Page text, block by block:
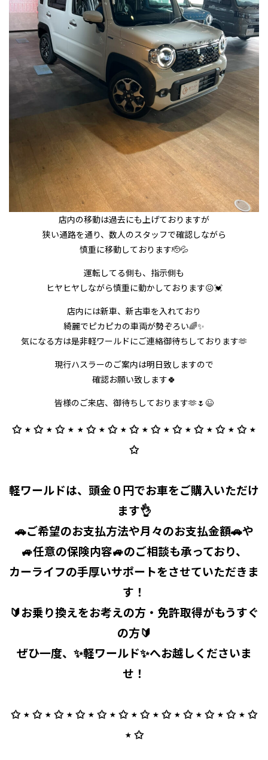
店内の移動は過去にも上げておりますが
狭い通路を通り、数人のスタッフで確認しながら
慎重に移動しております🫡💦
運転してる側も、指示側も
ヒヤヒヤしながら慎重に動かしております😖💓
店内には新車、新古車を入れており
綺麗でピカピカの車両が勢ぞろい🌈✨
気になる方は是非軽ワールドにご連絡御待ちしております🫶
現行ハスラーのご案内は明日致しますので
確認お願い致します🍀
皆様のご来店、御待ちしております🫶🌷😉
✩ ⋆ ✩ ⋆ ✩ ⋆ ⋆ ✩ ⋆ ✩ ⋆ ✩ ⋆ ✩ ⋆ ✩ ⋆ ✩ ⋆ ✩ ⋆ ✩ ⋆
✩
軽ワールドは、頭金０円でお車をご購入いただけ
ます👌
🚗ご希望のお支払方法や月々のお支払金額🚗や
🚙任意の保険内容🚙のご相談も承っており、
カーライフの手厚いサポートをさせていただきま
す！
🔰お乗り換えをお考えの方・免許取得がもうすぐ
の方🔰
ぜひ一度、✨軽ワールド✨へお越しくださいま
せ！
✩ ⋆ ✩ ⋆ ✩ ⋆ ✩ ⋆ ✩ ⋆ ✩ ⋆ ✩ ⋆ ✩ ⋆ ✩ ⋆ ✩ ⋆ ✩ ⋆ ✩
⋆ ✩